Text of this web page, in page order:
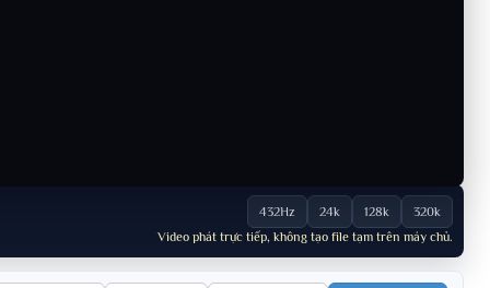
432Hz 24k 128k
320k
Video phát trực tiếp, không tạo file tạm trên máy chủ.